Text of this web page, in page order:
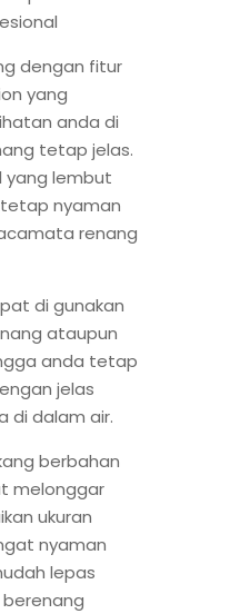
dengan fitur
yang
anda di
tetap jelas.
yang lembut
nyaman
renang
di gunakan
ataupun
anda tetap
jelas
di dalam air.
berbahan
melonggar
ukuran
nyaman
lepas